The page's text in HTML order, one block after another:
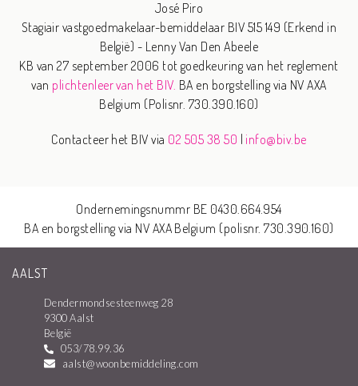
José Piro
Stagiair vastgoedmakelaar-bemiddelaar BIV 515 149 (Erkend in
België) - Lenny Van Den Abeele
KB van 27 september 2006 tot goedkeuring van het reglement
van plichtenleer van het BIV. BA en borgstelling via NV AXA
Belgium (Polisnr. 730.390.160)
Contacteer het BIV via 02 505 38 50 | info@biv.be
Ondernemingsnummr BE 0430.664.954
BA en borgstelling via NV AXA Belgium (polisnr. 730.390.160)
AALST
Dendermondsesteenweg 28
9300 Aalst
België
053/78.99.36
aalst@woonbemiddeling.com